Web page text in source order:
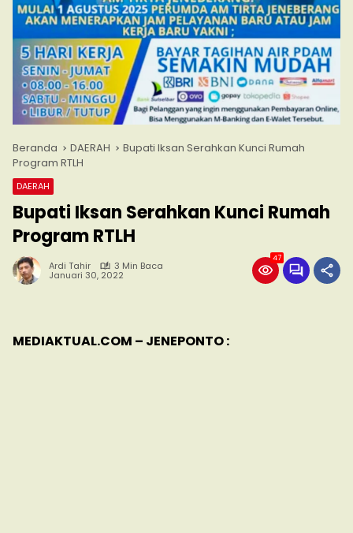
Beranda DAERAH
Bupati Iksan Serahkan Kunci Rumah
Program RTLH
DAERAH
Bupati Iksan Serahkan Kunci Rumah
Program RTLH
Ardi Tahir 3 Min Baca
Januari 30, 2022
47
MEDIAKTUAL.COM – JENEPONTO :